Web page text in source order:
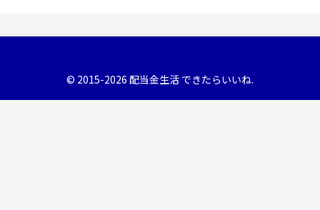
© 2015-2026 配当金生活 できたらいいね.